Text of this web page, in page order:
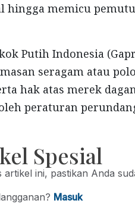
memicu
Putih Indonesia
seragam atau
hak atas merek
peraturan
Spesial
ini, pastikan Anda
Masuk